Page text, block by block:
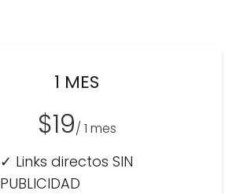
1 MES
$19/ 1 mes
✓ Links directos SIN
PUBLICIDAD